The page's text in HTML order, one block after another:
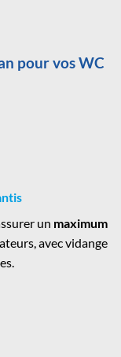
pour vos WC
un maximum
avec vidange